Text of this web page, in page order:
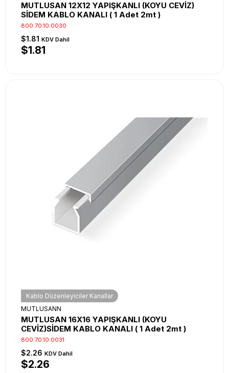
MUTLUSAN 12X12 YAPIŞKANLI (KOYU CEVİZ)
SİDEM KABLO KANALI ( 1 Adet 2mt )
800.70.10.0030
$1.81 KDV Dahil
$1.81
Kablo Düzenleyiciler Kanallar
MUTLUSANN
MUTLUSAN 16X16 YAPIŞKANLI (KOYU
CEVİZ)SİDEM KABLO KANALI ( 1 Adet 2mt )
800.70.10.0031
$2.26 KDV Dahil
$2.26